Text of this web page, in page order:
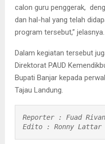
calon guru penggerak,
dan hal-hal yang telah
program tersebut,” jelasnya.
Dalam kegiatan tersebut
Direktorat PAUD
Bupati Banjar kepada
Tajau Landung.
Reporter : Fuad Rivan
Edito : Ronny Lattar